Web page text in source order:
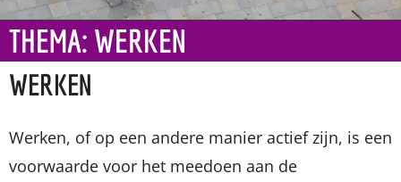
THEMA: WERKEN
WERKEN
Werken, of op een andere manier actief zijn, is een
voorwaarde voor het meedoen aan de